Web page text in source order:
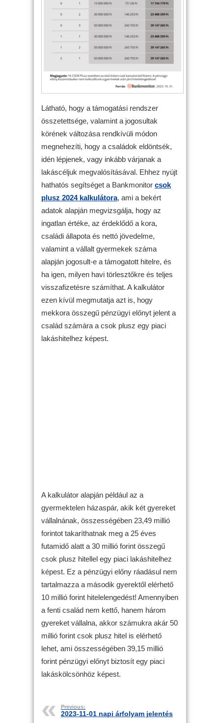
Látható, hogy a támogatási rendszer
összetettsége, valamint a jogosultak
körének változása rendkívüli módon
megnehezíti, hogy a családok eldöntsék,
idén lépjenek, vagy inkább várjanak a
lakáscéljuk megvalósításával. Ehhez nyújt
hathatós segítséget a Bankmonitor csok
plusz 2024 kalkulátora, ami a bekért
adatok alapján megvizsgálja, hogy az
ingatlan értéke, az érdeklődő a kora,
családi állapota és nettó jövedelme,
valamint a vállalt gyermekek száma
alapján jogosult-e a támogatott hitelre, és
ha igen, milyen havi törlesztőkre és teljes
visszafizetésre számíthat. A kalkulátor
ezen kívül megmutatja azt is, hogy
mekkora összegű pénzügyi előnyt jelent a
család számára a csok plusz egy piaci
lakáshitelhez képest.
A kalkulátor alapján például az a
gyermektelen házaspár, akik két gyereket
vállalnának, összességében 23,49 millió
forintot takaríthatnak meg a 25 éves
futamidő alatt a 30 millió forint összegű
csok plusz hitellel egy piaci lakáshitelhez
képest. Ez a pénzügyi előny ráadásul nem
tartalmazza a második gyerektől elérhető
10 millió forint hitelelengedést! Amennyiben
a fenti család nem kettő, hanem három
gyereket vállalna, akkor számukra akár 50
millió forint csok plusz hitel is elérhető
lehet, ami összességében 39,15 millió
forint pénzügyi előnyt biztosít egy piaci
lakáskölcsönhöz képest.
Previous:
2023-11-01 napi árfolyam jelentés